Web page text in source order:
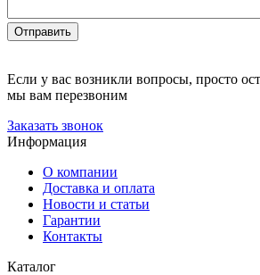
Отправить
Если у вас возникли вопросы, просто
мы вам перезвоним
Заказать звонок
Информация
О компании
Доставка и оплата
Новости и статьи
Гарантии
Контакты
Каталог